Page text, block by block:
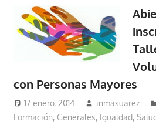
con Personas Mayores
17 enero, 2014 inmasuarez
Formación, Generales, Igualdad,